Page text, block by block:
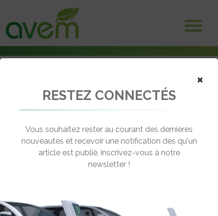
Moto électrique : La Harley-Davidson LiveWire arrive (vidéo)
← Revenir aux actualités
DAVIDSON LIVEWIRE ARRIVE (VIDÉO)
×
RESTEZ CONNECTÉS
Vous souhaitez rester au courant des dernières
nouveautés et recevoir une notification dès qu'un
article est publié, inscrivez-vous à notre
newsletter !